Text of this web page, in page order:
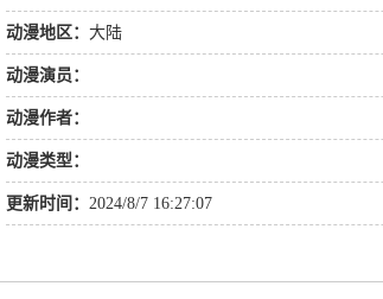
动漫地区： 大陆
动漫演员：
动漫作者：
动漫类型：
更新时间： 2024/8/7 16:27:07